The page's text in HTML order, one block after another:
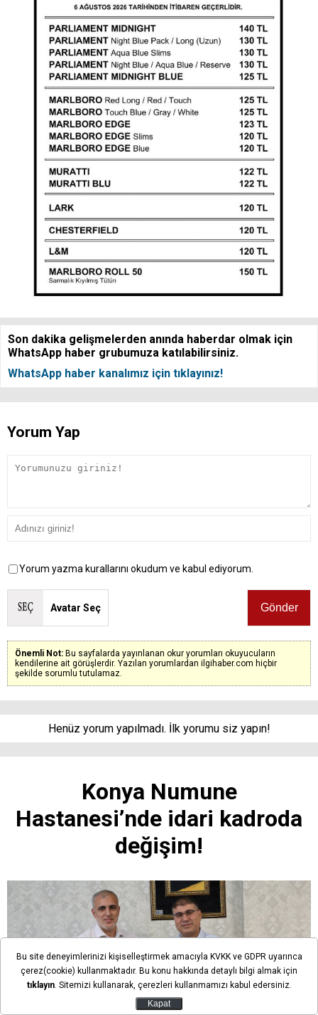
Son dakika gelişmelerden anında haberdar olmak için
WhatsApp haber grubumuza katılabilirsiniz.
WhatsApp haber kanalımız için tıklayınız!
Yorum Yap
Yorum yazma kurallarını okudum ve kabul ediyorum.
Avatar Seç
Önemli Not: Bu sayfalarda yayınlanan okur yorumları okuyucuların
kendilerine ait görüşlerdir. Yazılan yorumlardan ilgihaber.com hiçbir
şekilde sorumlu tutulamaz.
Henüz yorum yapılmadı. İlk yorumu siz yapın!
Konya Numune
Hastanesi’nde idari kadroda
değişim!
Bu site deneyimlerinizi kişiselleştirmek amacıyla KVKK ve GDPR uyarınca
çerez(cookie) kullanmaktadır. Bu konu hakkında detaylı bilgi almak için
tıklayın. Sitemizi kullanarak, çerezleri kullanmamızı kabul edersiniz.
Kapat